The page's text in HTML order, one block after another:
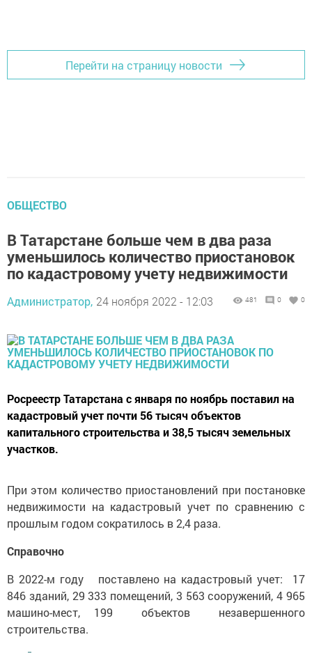
Перейти на страницу новости
ОБЩЕСТВО
В Татарстане больше чем в два раза
уменьшилось количество приостановок
по кадастровому учету недвижимости
Администратор, 24 ноября 2022 - 12:03 481 0 0
Росреестр Татарстана с января по ноябрь поставил на
кадастровый учет почти 56 тысяч объектов
капитального строительства и 38,5 тысяч земельных
участков.
При этом количество приостановлений при постановке
недвижимости на кадастровый учет по сравнению с
прошлым годом сократилось в 2,4 раза.
Справочно
В 2022-м году поставлено на кадастровый учет: 17
846 зданий, 29 333 помещений, 3 563 сооружений, 4 965
машино-мест, 199 объектов незавершенного
строительства.